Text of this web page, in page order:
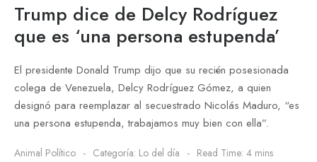
Trump dice de Delcy Rodríguez
que es ‘una persona estupenda’
El presidente Donald Trump dijo que su recién posesionada
colega de Venezuela, Delcy Rodríguez Gómez, a quien
designó para reemplazar al secuestrado Nicolás Maduro, “es
una persona estupenda, trabajamos muy bien con ella”.
Animal Político Categoría: Lo del día
Read Time: 4 mins